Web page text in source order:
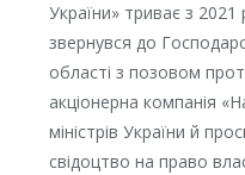
України» триває з 2021
звернувся до
області з позовом
акціонерна компанія
міністрів України й
свідоцтво на право